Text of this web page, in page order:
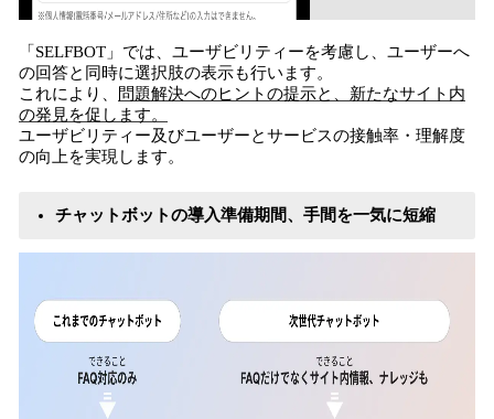
「SELFBOT」では、ユーザビリティーを考慮し、ユーザーへ
の回答と同時に選択肢の表示も行います。
これにより、
問題解決へのヒントの提示と、新たなサイト内
の発見を促します。
ユーザビリティー及びユーザーとサービスの接触率・理解度
の向上を実現します。
チャットボットの導入準備期間、手間を一気に短縮